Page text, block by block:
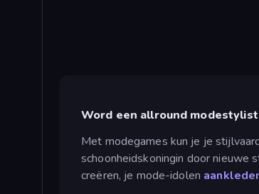
Word een allround
Met modegames kun je je
schoonheidskoningin door nieuwe
creëren, je mode-idolen